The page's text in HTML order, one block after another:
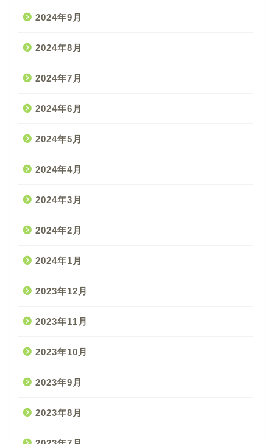
2024年9月
2024年8月
2024年7月
2024年6月
2024年5月
2024年4月
2024年3月
2024年2月
2024年1月
2023年12月
2023年11月
2023年10月
2023年9月
2023年8月